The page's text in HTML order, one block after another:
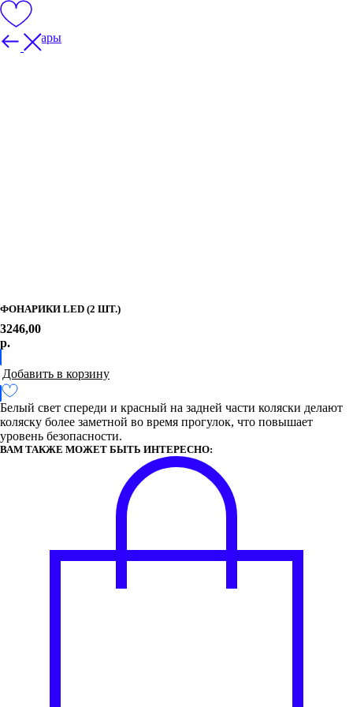
Все товары
ФОНАРИКИ LED (2 ШТ.)
3246,00
р.
Добавить в корзину
Белый свет спереди и красный на задней части коляски делают
коляску более заметной во время прогулок, что повышает
уровень безопасности.
ВАМ ТАКЖЕ МОЖЕТ БЫТЬ ИНТЕРЕСНО: